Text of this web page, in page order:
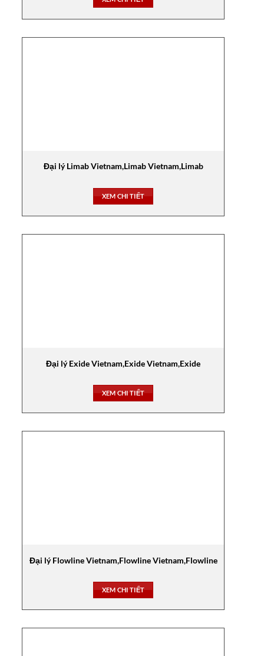
Đại lý Limab Vietnam,Limab Vietnam,Limab
XEM CHI TIẾT
Đại lý Exide Vietnam,Exide Vietnam,Exide
XEM CHI TIẾT
Đại lý Flowline Vietnam,Flowline Vietnam,Flowline
XEM CHI TIẾT